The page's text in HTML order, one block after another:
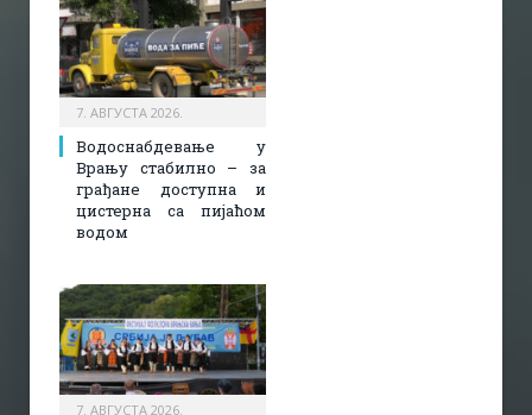
7. АВГУСТА 2026.
Водоснабдевање у
Врању стабилно – за
грађане доступна и
цистерна са пијаћом
водом
7. АВГУСТА 2026.